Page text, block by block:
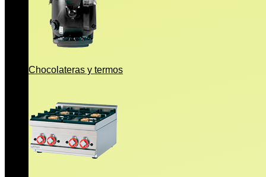
Chocolateras y termos